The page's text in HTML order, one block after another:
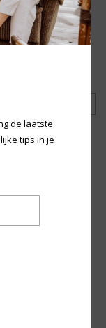
de laatste
tips in je